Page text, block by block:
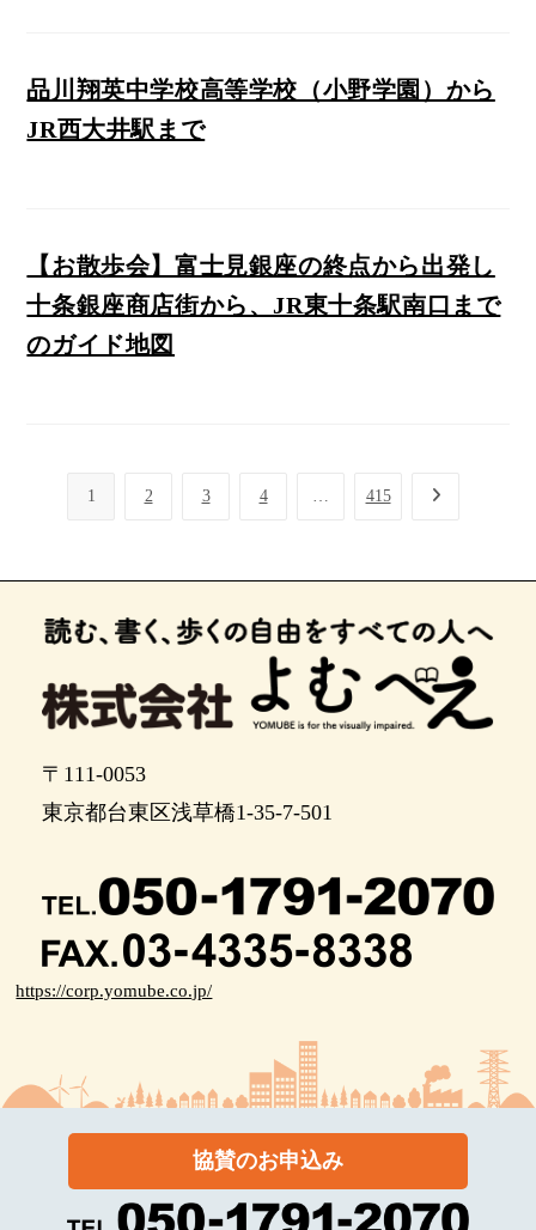
品川翔英中学校高等学校（小野学園）から
JR西大井駅まで
【お散歩会】富士見銀座の終点から出発し
十条銀座商店街から、JR東十条駅南口まで
のガイド地図
1 2 3 4 … 415
〒111-0053
東京都台東区浅草橋1-35-7-501
https://corp.yomube.co.jp/
協賛のお申込み